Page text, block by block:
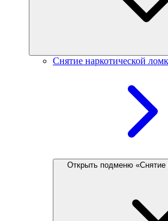
Снятие наркотической
Открыть подменю «Снятие